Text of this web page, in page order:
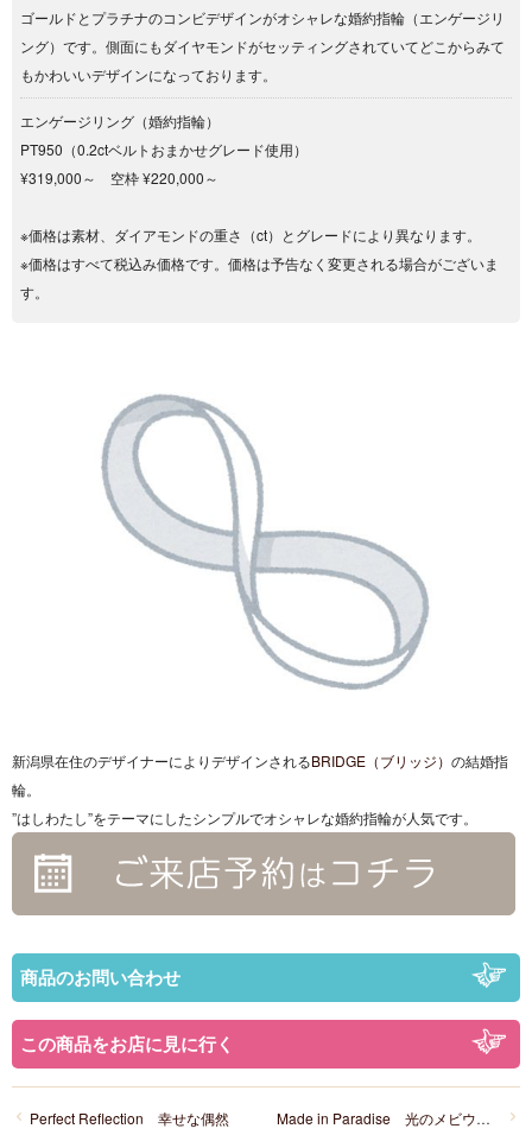
ゴールドとプラチナのコンビデザインがオシャレな婚約指輪（エンゲージリ
ング）です。側面にもダイヤモンドがセッティングされていてどこからみて
もかわいいデザインになっております。
エンゲージリング（婚約指輪）
PT950（0.2ctベルトおまかせグレード使用）
¥319,000～ 空枠 ¥220,000～
※価格は素材、ダイアモンドの重さ（ct）とグレードにより異なります。
※価格はすべて税込み価格です。価格は予告なく変更される場合がございま
す。
新潟県在住のデザイナーによりデザインされるBRIDGE（ブリッジ） の結婚指
輪。
”はしわたし”をテーマにしたシンプルでオシャレな婚約指輪が人気です。
商品のお問い合わせ
この商品をお店に見に行く
Made in Paradise 光のメビウス2021
Perfect Reflection 幸せな偶然